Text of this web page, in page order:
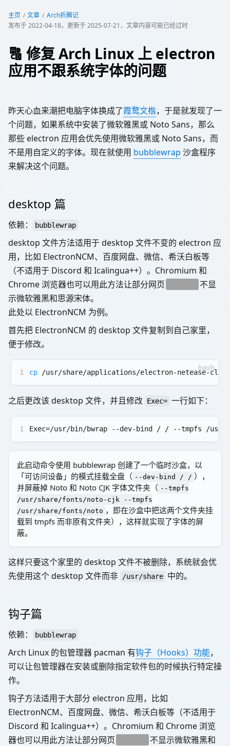
主页 文章
Arch折腾记
发布于2022-04-18，更新于2025-07-21 ，文章内容可能已经过时
🔠 修复 Arch Linux 上 electron
应用不跟系统字体的问题
昨天心血来潮把电脑字体换成了霞鹜文楷，于是就发现了一
个问题，如果系统中安装了微软雅黑或 Noto Sans，那么
那些 electron 应用会优先使用微软雅黑或 Noto Sans，而
不是用自定义的字体。现在就使用 bubblewrap 沙盒程序
来解决这个问题。
desktop 篇
依赖： bubblewrap
desktop 文件方法适用于 desktop 文件不变的 electron 应
用，比如 ElectronNCM、百度网盘、微信、希沃白板等
（不适用于 Discord 和 Icalingua++）。Chromium 和
Chrome 浏览器也可以用此方法让部分网页
不显
示微软雅黑和思源宋体。
此处以 ElectronNCM 为例。
首先把 ElectronNCM 的 desktop 文件复制到自己家里，
便于修改。
1 cp /usr/share/applications/electron-netease-
之后更改该 desktop 文件，并且修改 Exec= 一行如下：
1 Exec=/usr/bin/bwrap --dev-bind / / --tmpfs /
此启动命令使用 bubblewrap 创建了一个临时沙盒，以
「可访问设备」的模式挂载全盘（ --dev-bind / / ），
并屏蔽掉 Noto 和 Noto CJK 字体文件夹（ --tmpfs
/usr/share/fonts/noto-cjk --tmpfs
/usr/share/fonts/noto ，即在沙盒中把这两个文件夹挂
载到 tmpfs 而非原有文件夹），这样就实现了字体的屏
蔽。
这样只要这个家里的 desktop 文件不被删除，系统就会优
先使用这个 desktop 文件而非
/usr/share 中的。
钩子篇
依赖： bubblewrap
Arch Linux 的包管理器 pacman 有钩子（Hooks）功能，
可以让包管理器在安装或删除指定软件包的时候执行特定操
作。
钩子方法适用于大部分 electron 应用，比如
ElectronNCM、百度网盘、微信、希沃白板等（不适用于
Discord 和 Icalingua++）。Chromium 和 Chrome 浏览
器也可以用此方法让部分网页
不显示微软雅黑和